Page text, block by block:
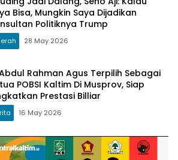
Bisa, Mungkin Saya Dijadikan
Politiknya Trump
28 May 2026
Rahman Agus Terpilih Sebagai
POBSI Kaltim Di Musprov, Siap
Prestasi Billiar
16 May 2026